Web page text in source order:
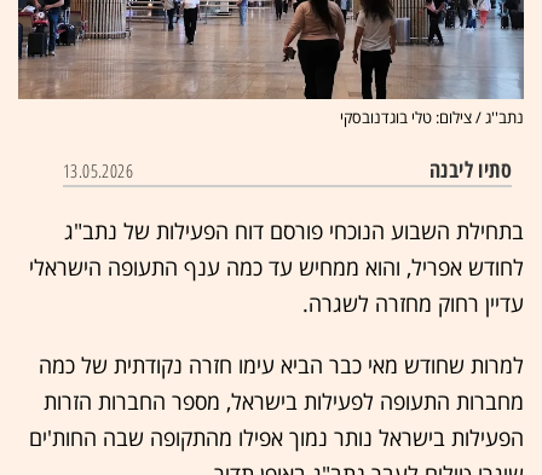
נתב''ג / צילום: טלי בוגדנובסקי
סתיו ליבנה 13.05.2026
בתחילת השבוע הנוכחי פורסם דוח הפעילות של נתב"ג
לחודש אפריל, והוא ממחיש עד כמה ענף התעופה הישראלי
עדיין רחוק מחזרה לשגרה.
למרות שחודש מאי כבר הביא עימו חזרה נקודתית של כמה
מחברות התעופה לפעילות בישראל, מספר החברות הזרות
הפעילות בישראל נותר נמוך אפילו מהתקופה שבה החות'ים